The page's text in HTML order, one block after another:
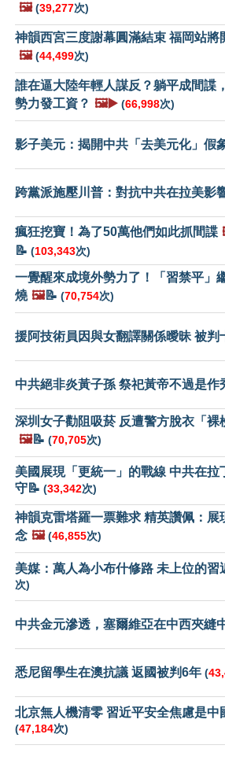
🖼️ (39,277次)
神韻西宮三度謝幕圓滿結束 福岡站將
🖼️ (44,499次)
誰在逼大陸年輕人謀反？躺平成間諜
勢力發工資？ 🖼️▶️ (66,998次)
影子美元：揭開中共「去美元化」假
跨黨派施壓川普：對抗中共在拉美影
瘋狂挖寶！為了50萬他們如此抓間諜
📝 (103,343次)
一覺醒來成境外勢力了！「習禁平」
燒 🖼️📝 (70,754次)
援阿技術員因與女翻譯關係曖昧 被判
中共絕非炎黃子孫 祭祀黃帝不過是作
深圳女子勸阻吸菸 反遭警方脫衣「裸
🖼️📝 (70,705次)
美國展現「更統一」的戰線 中共在拉
守📝 (33,342次)
神韻克雷塔羅一票難求 精英讚佩：展
念 🖼️ (46,855次)
美媒：萬人為小布什修路 未上位的習
次)
中共金元滲透，塞爾維亞在中西夾縫
悉尼留學生在澳抗議 返國被判6年 (
北京無人機清零 習近平安全焦慮是中
(47,184次)